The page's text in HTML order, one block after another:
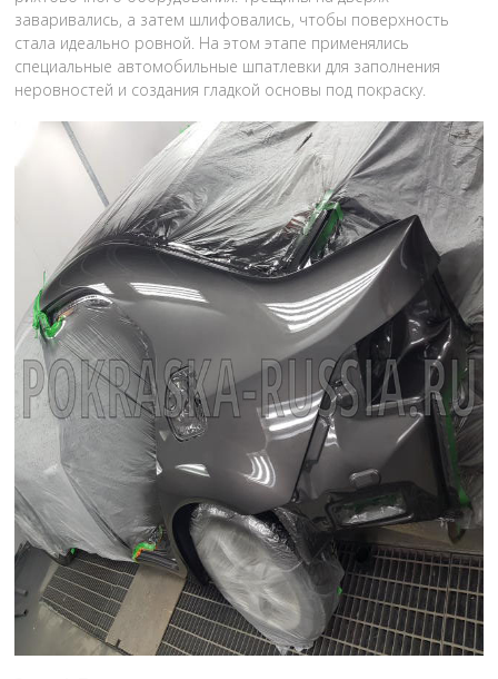
заваривались, а затем шлифовались, чтобы поверхность
стала идеально ровной. На этом этапе применялись
специальные автомобильные шпатлевки для заполнения
неровностей и создания гладкой основы под покраску.